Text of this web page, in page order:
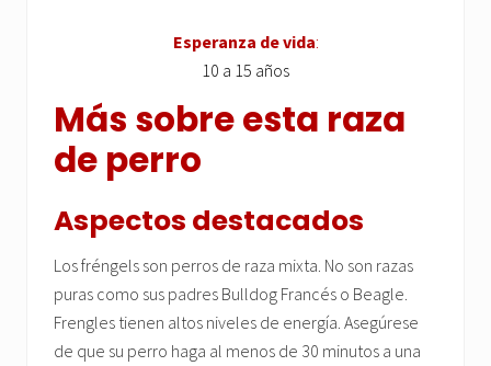
Esperanza de vida:
10 a 15 años
Más sobre esta raza
de perro
Aspectos destacados
Los fréngels son perros de raza mixta. No son razas
puras como sus padres Bulldog Francés o Beagle.
Frengles tienen altos niveles de energía. Asegúrese
de que su perro haga al menos de 30 minutos a una